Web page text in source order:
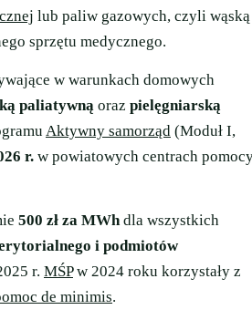
lub paliw gazowych, czyli wąską
sprzętu medycznego.
w warunkach domowych
paliatywną oraz pielęgniarską
Aktywny samorząd (Moduł I,
r. w powiatowych centrach
500 zł za MWhdla wszystkich
i podmiotów
r. MŚPw 2024 roku korzystały z
de minimis.